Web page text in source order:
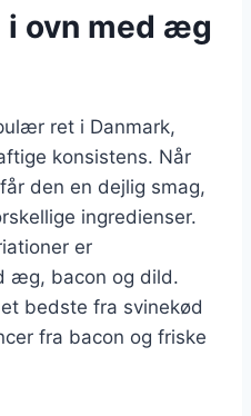
ovn med æg
ret i Danmark,
konsistens. Når
den en dejlig smag,
ingredienser.
er
æg, bacon og dild.
bedste fra svinekød
fra bacon og friske